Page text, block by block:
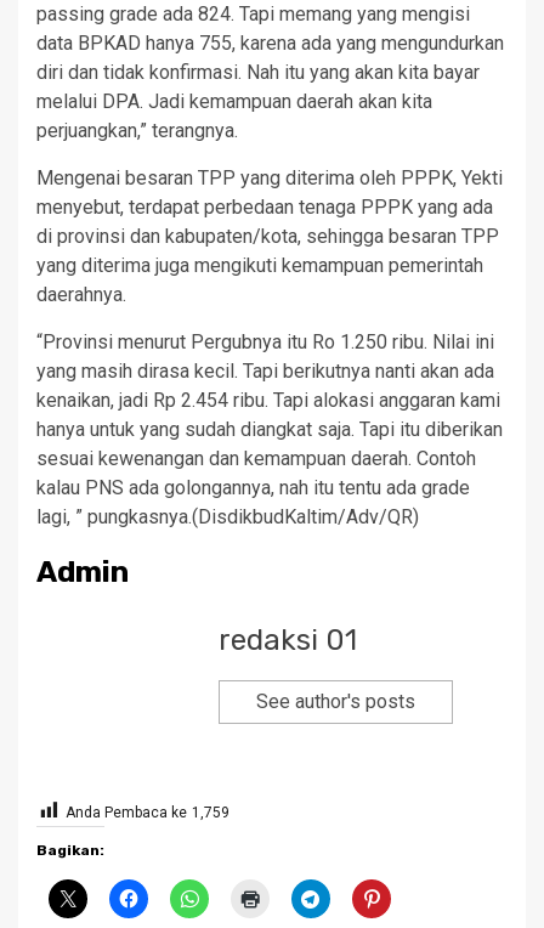
passing grade ada 824. Tapi memang yang mengisi
data BPKAD hanya 755, karena ada yang mengundurkan
diri dan tidak konfirmasi. Nah itu yang akan kita bayar
melalui DPA. Jadi kemampuan daerah akan kita
perjuangkan,” terangnya.
Mengenai besaran TPP yang diterima oleh PPPK, Yekti
menyebut, terdapat perbedaan tenaga PPPK yang ada
di provinsi dan kabupaten/kota, sehingga besaran TPP
yang diterima juga mengikuti kemampuan pemerintah
daerahnya.
“Provinsi menurut Pergubnya itu Ro 1.250 ribu. Nilai ini
yang masih dirasa kecil. Tapi berikutnya nanti akan ada
kenaikan, jadi Rp 2.454 ribu. Tapi alokasi anggaran kami
hanya untuk yang sudah diangkat saja. Tapi itu diberikan
sesuai kewenangan dan kemampuan daerah. Contoh
kalau PNS ada golongannya, nah itu tentu ada grade
lagi, ” pungkasnya.(DisdikbudKaltim/Adv/QR)
Admin
redaksi 01
See author's posts
Anda Pembaca ke 1,759
Bagikan: